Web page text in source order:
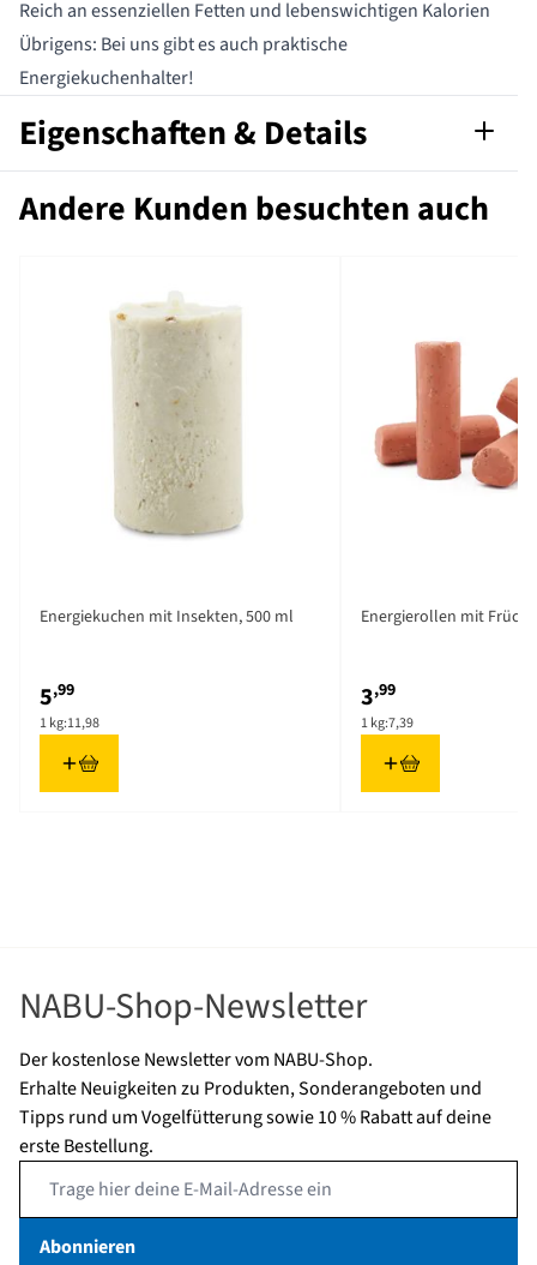
Reich an essenziellen Fetten und lebenswichtigen Kalorien
Übrigens: Bei uns gibt es auch praktische
Energiekuchenhalter!
Eigenschaften & Details
Artikelnummer
100220119
Rohprotein 16.01%, Rohfett
62.7%, Rohfaser 1.21%,
Rohasche 1.4%,
Fütterungsmethode
Gewicht
0.5 kg
Höhe
Breite
Andere Kunden besuchten auch
Energiekuchen mit Insekten, 500 ml
5,99
1 kg:11,98
Energierollen mit
3,99
1 kg:7,39
NABU-Shop-Newsletter
Der kostenlose Newsletter vom NABU-Shop.
Erhalte Neuigkeiten zu Produkten, Sonderangeboten und
Tipps rund um Vogelfütterung sowie 10 % Rabatt auf deine
erste Bestellung.
Abonnieren